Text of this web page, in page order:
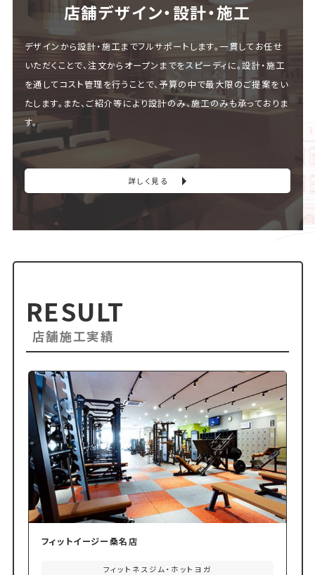
店舗デザイン・設計・施⼯
デザインから設計・施工までフルサポートします。一貫してお任せ
いただくことで、注文からオープンまでをスピーディに。設計・施工
を通してコスト管理を行うことで、予算の中で最大限のご提案をい
たします。また、ご紹介等により設計のみ、施工のみも承っておりま
す。
詳しく見る
RESULT
店舗施工実績
フィットイージー桑名店
フィットネスジム・ホットヨガ